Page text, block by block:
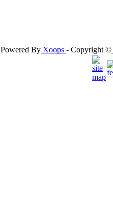
Powered By Xoops - Copyright ©